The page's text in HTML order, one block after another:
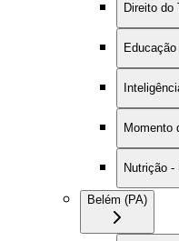
Direito do
Momento
Nutrição -
Belém (PA)